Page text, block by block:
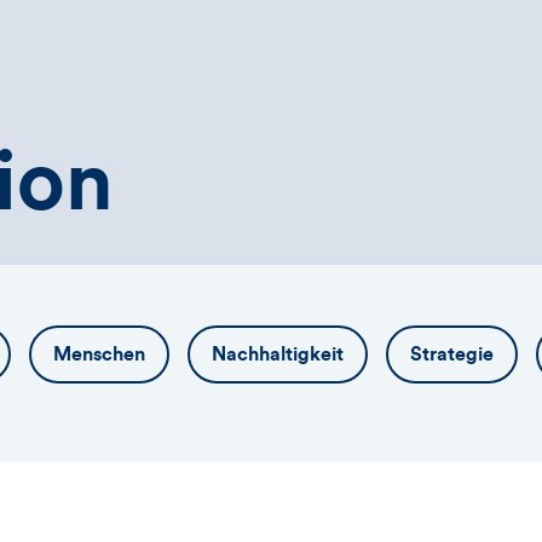
Menschen Nachhaltigkeit Strategie